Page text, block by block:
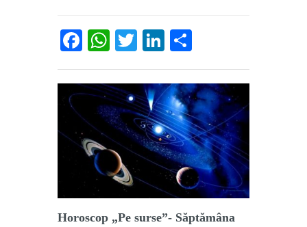
Facebook
WhatsApp
TwitterLinkedIn
Horoscop „Pe surse”- Săptămâna